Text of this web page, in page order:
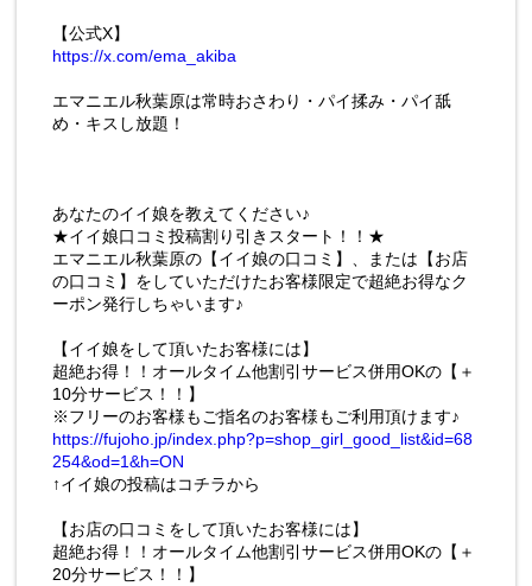
【公式X】
https://x.com/ema_akiba
エマニエル秋葉原は常時おさわり・パイ揉み・パイ舐
め・キスし放題！
あなたのイイ娘を教えてください♪
★イイ娘口コミ投稿割り引きスタート！！★
エマニエル秋葉原の【イイ娘の口コミ】、または【お店
の口コミ】をしていただけたお客様限定で超絶お得なク
ーポン発行しちゃいます♪
【イイ娘をして頂いたお客様には】
超絶お得！！オールタイム他割引サービス併用OKの【＋
10分サービス！！】
※フリーのお客様もご指名のお客様もご利用頂けます♪
https://fujoho.jp/index.php?p=shop_girl_good_list&id=68
254&od=1&h=ON
↑イイ娘の投稿はコチラから
【お店の口コミをして頂いたお客様には】
超絶お得！！オールタイム他割引サービス併用OKの【＋
20分サービス！！】